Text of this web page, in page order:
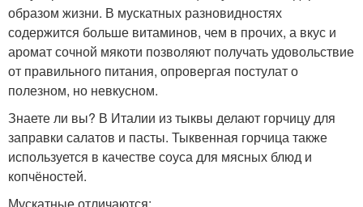
образом жизни. В мускатных разновидностях
содержится больше витаминов, чем в прочих, а вкус и
аромат сочной мякоти позволяют получать удовольствие
от правильного питания, опровергая постулат о
полезном, но невкусном.
Знаете ли вы? В Италии из тыквы делают горчицу для
заправки салатов и пасты. Тыквенная горчица также
используется в качестве соуса для мясных блюд и
копчёностей.
Мускатные отличаются: